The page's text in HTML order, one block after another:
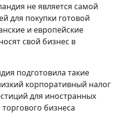
не является самой
для покупки готовой
и европейские
свой бизнес в
подготовила такие
корпоративный налог
для иностранных
бизнеса